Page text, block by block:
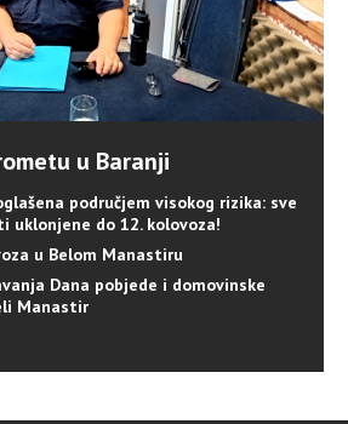
u Baranji
područjem visokog rizika: sve
uklonjene do 12. kolovoza!
u Belom Manastiru
Dana pobjede i domovinske
Manastir